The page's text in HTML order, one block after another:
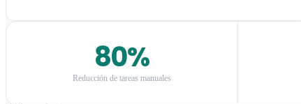
80%
Reducción de tareas manuales